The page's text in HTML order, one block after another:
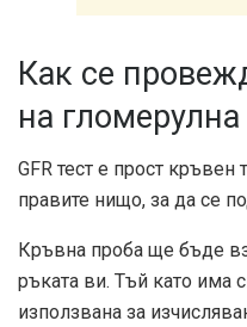
Как се
на
GFR тест е прост кръвен
правите нищо, за да се
Кръвна проба ще бъде
ръката ви. Тъй като има
използвана за